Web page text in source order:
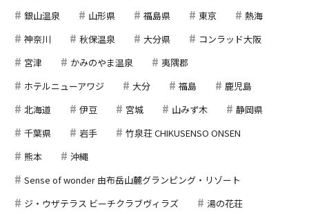
銀山温泉
山形県 福島県 東京
熱海
神奈川
秋保温泉 大分県
コンラッド大阪
宮津
かみのやま温泉
夷隅郡
ホテルニューアワジ
大分 福島
鹿児島
北海道
伊豆 宮城 山みず木
静岡県
千葉県
岩手
竹泉荘 CHIKUSENSO ONSEN
熊本
沖縄
Sense of wonder 由布岳山麓グランピング・リゾート
ジ・ウザテラス ビーチクラブヴィラズ
湯の花荘